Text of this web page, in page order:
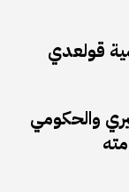
قولعدي
والحكومي